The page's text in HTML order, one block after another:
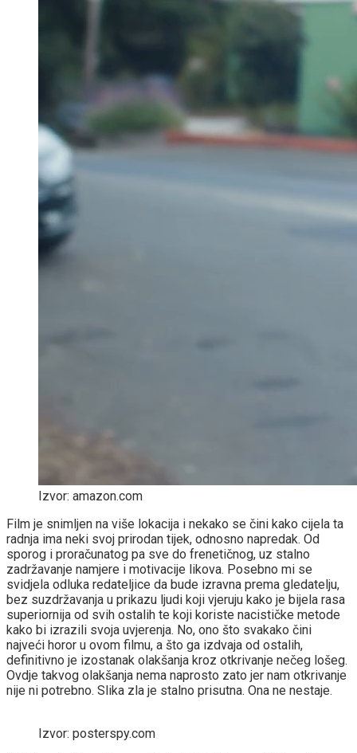
Izvor: amazon.com
Film je snimljen na više lokacija i nekako se čini kako cijela ta
radnja ima neki svoj prirodan tijek, odnosno napredak. Od
sporog i proračunatog pa sve do frenetičnog, uz stalno
zadržavanje namjere i motivacije likova. Posebno mi se
svidjela odluka redateljice da bude izravna prema gledatelju,
bez suzdržavanja u prikazu ljudi koji vjeruju kako je bijela rasa
superiornija od svih ostalih te koji koriste nacističke metode
kako bi izrazili svoja uvjerenja. No, ono što svakako čini
najveći horor u ovom filmu, a što ga izdvaja od ostalih,
definitivno je izostanak olakšanja kroz otkrivanje nečeg lošeg.
Ovdje takvog olakšanja nema naprosto zato jer nam otkrivanje
nije ni potrebno. Slika zla je stalno prisutna. Ona ne nestaje.
Izvor: posterspy.com